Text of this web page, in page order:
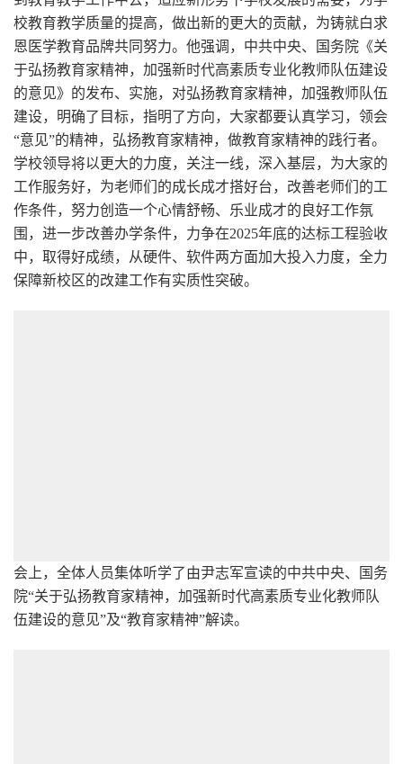
校教育教学质量的提高，做出新的更大的贡献，为铸就白求
恩医学教育品牌共同努力。他强调，中共中央、国务院《关
于弘扬教育家精神，加强新时代高素质专业化教师队伍建设
的意见》的发布、实施，对弘扬教育家精神，加强教师队伍
建设，明确了目标，指明了方向，大家都要认真学习，领会
“意见”的精神，弘扬教育家精神，做教育家精神的践行者。
学校领导将以更大的力度，关注一线，深入基层，为大家的
工作服务好，为老师们的成长成才搭好台，改善老师们的工
作条件，努力创造一个心情舒畅、乐业成才的良好工作氛
围，进一步改善办学条件，力争在2025年底的达标工程验收
中，取得好成绩，从硬件、软件两方面加大投入力度，全力
保障新校区的改建工作有实质性突破。
会上，全体人员集体听学了由尹志军宣读的中共中央、国务
院“关于弘扬教育家精神，加强新时代高素质专业化教师队
伍建设的意见”及“教育家精神”解读。